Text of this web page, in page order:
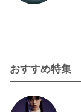
おすすめ特集